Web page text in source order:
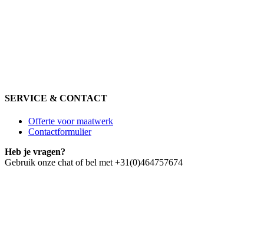
SERVICE & CONTACT
Offerte voor maatwerk
Contactformulier
Heb je vragen?
Gebruik onze chat of bel met +31(0)464757674